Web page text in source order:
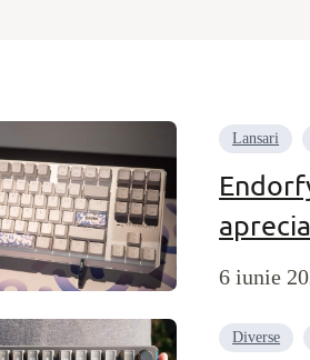
Lansari
6 iunie
Diverse